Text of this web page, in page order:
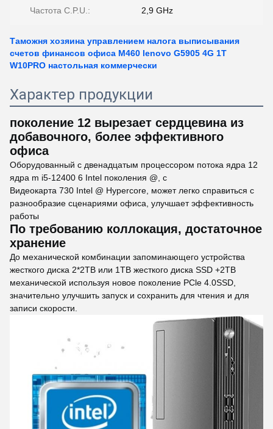
Частота C.P.U.: 2,9 GHz
Таможня хозяина управлением налога выписывания
счетов финансов офиса M460 lenovo G5905 4G 1T
W10PRO настольная коммерчески
Характер продукции
поколение 12 вырезает сердцевина из
добавочного, более эффективного
офиса
Оборудованный с двенадцатым процессором потока ядра 12
ядра m i5-12400 6 Intel поколения @, с
Видеокарта 730 Intel @ Hypercore, может легко справиться с
разнообразие сценариями офиса, улучшает эффективность
работы
По требованию коллокация, достаточное
хранение
До механической комбинации запоминающего устройства
жесткого диска 2*2TB или 1TB жесткого диска SSD +2TB
механической используя новое поколение PCle 4.0SSD,
значительно улучшить запуск и сохранить для чтения и для
записи скорости.